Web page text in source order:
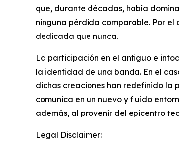
que, durante décadas, había
ninguna pérdida comparable. Por el
dedicada que nunca.
La participación en el antiguo e
la identidad de una banda. En el
dichas creaciones han redefinido la
comunica en un nuevo y fluido
además, al provenir del epicentro
Legal Disclaimer: